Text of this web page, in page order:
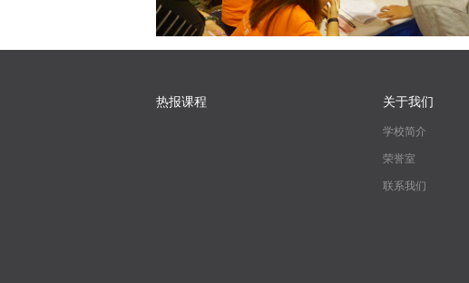
热报课程 关于我们
学校简介
荣誉室
联系我们